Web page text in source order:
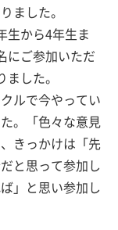
ました。
生から4年生ま
にご参加いただ
した。
ルで今やってい
。「色々な意見
きっかけは「先
と思って参加し
」と思い参加し